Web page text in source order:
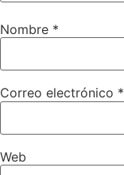
Nombre *
Correo electrónico *
Web